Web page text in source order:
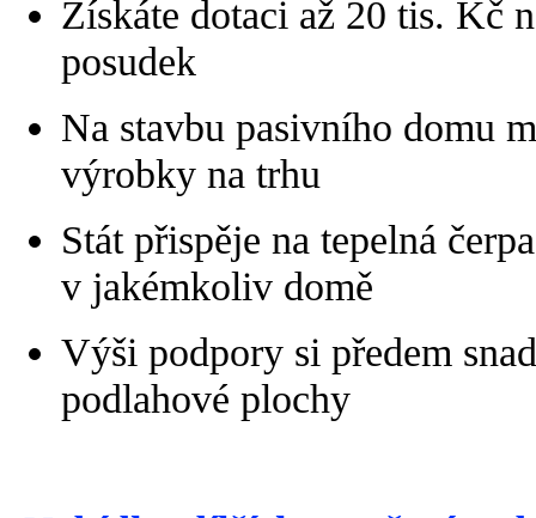
Získáte dotaci až 20 tis. Kč
posudek
Na stavbu pasivního domu
výrobky na trhu
Stát přispěje na tepelná
v jakémkoliv domě
Výši podpory si předem
podlahové plochy